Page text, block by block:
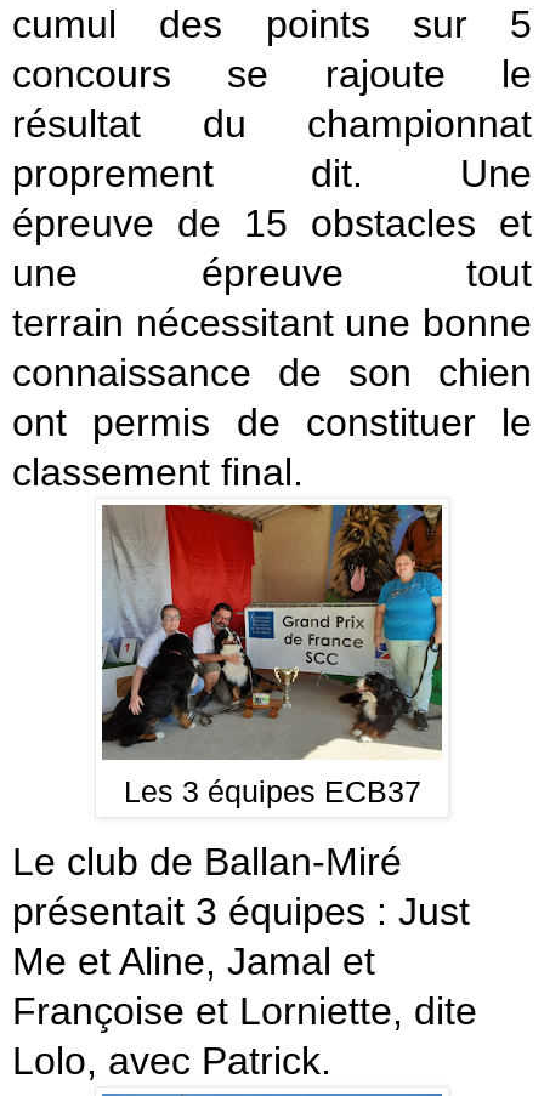
cumul des points sur 5
concours se rajoute le
résultat du championnat
proprement dit. Une
épreuve de 15 obstacles et
une épreuve tout
terrain nécessitant une bonne
connaissance de son chien
ont permis de constituer le
classement final.
Les 3 équipes ECB37
Le club de Ballan-Miré
présentait 3 équipes : Just
Me et Aline, Jamal et
Françoise et Lorniette, dite
Lolo, avec Patrick.